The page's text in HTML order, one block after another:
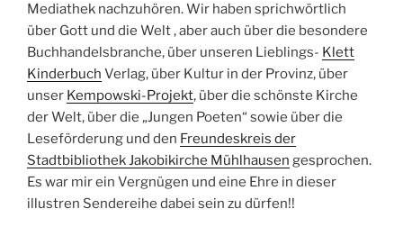
Mediathek nachzuhören. Wir haben sprichwörtlich
über Gott und die Welt , aber auch über die besondere
Buchhandelsbranche, über unseren Lieblings- Klett
Kinderbuch Verlag, über Kultur in der Provinz, über
unser Kempowski-Projekt, über die schönste Kirche
der Welt, über die „Jungen Poeten“ sowie über die
Leseförderung und den Freundeskreis der
Stadtbibliothek Jakobikirche Mühlhausen gesprochen.
Es war mir ein Vergnügen und eine Ehre in dieser
illustren Sendereihe dabei sein zu dürfen!!